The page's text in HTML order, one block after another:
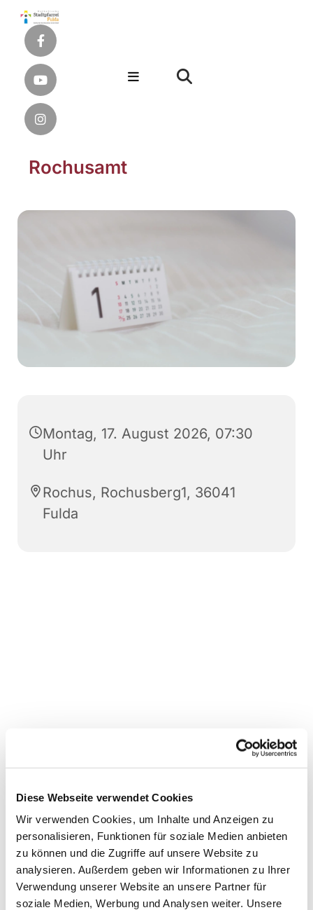
Diese Webseite verwendet Cookies
Wir verwenden Cookies, um Inhalte und Anzeigen zu
personalisieren, Funktionen für soziale Medien anbieten
zu können und die Zugriffe auf unsere Website zu
analysieren. Außerdem geben wir Informationen zu Ihrer
Verwendung unserer Website an unsere Partner für
soziale Medien, Werbung und Analysen weiter. Unsere
Rochusamt
Montag, 17. August 2026, 07:30
Uhr
Rochus, Rochusberg1, 36041
Fulda
Dies könnte Sie auch
interessieren